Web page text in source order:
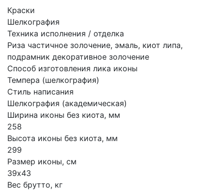
Краски
Шелкография
Техника исполнения / отделка
Риза частичное золочение, эмаль, киот липа,
подрамник декоративное золочение
Способ изготовления лика иконы
Темпера (шелкография)
Стиль написания
Шелкография (академическая)
Ширина иконы без киота, мм
258
Высота иконы без киота, мм
299
Размер иконы, см
39х43
Вес брутто, кг